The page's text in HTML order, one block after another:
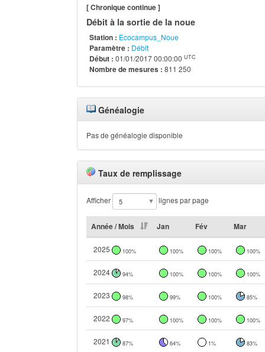
[ Chronique continue ]
Débit à la sortie de la noue
Station : Ecocampus_Noue
Paramètre : Débit
Début : 01/01/2017 00:00:00 UTC
Nombre de mesures : 811 250
Généalogie
Pas de généalogie disponible
Taux de remplissage
Afficher lignes par page
Année / Mois Jan Fév Mar
2025 100% 100% 100% 100%
2024 94% 100% 100% 100%
2023 98% 99% 100% 85%
2022 97% 100% 100% 100%
2021 87% 64% 1% 83%